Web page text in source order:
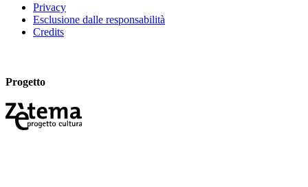
Privacy
Esclusione dalle responsabilità
Credits
Progetto